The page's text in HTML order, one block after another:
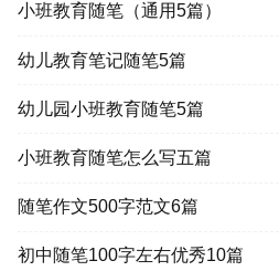
小班教育随笔（通用5篇）
幼儿教育笔记随笔5篇
幼儿园小班教育随笔5篇
小班教育随笔怎么写五篇
随笔作文500字范文6篇
初中随笔100字左右优秀10篇